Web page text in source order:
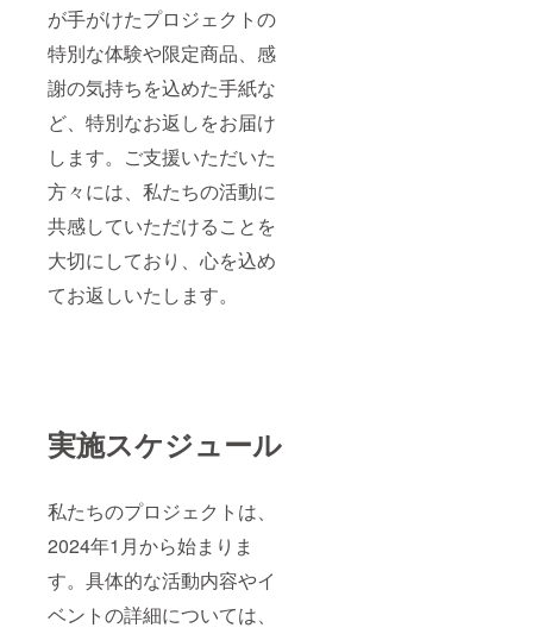
が手がけたプロジェクトの
特別な体験や限定商品、感
謝の気持ちを込めた手紙な
ど、特別なお返しをお届け
します。ご支援いただいた
方々には、私たちの活動に
共感していただけることを
大切にしており、心を込め
てお返しいたします。
実施スケジュール
私たちのプロジェクトは、
2024年1月から始まりま
す。具体的な活動内容やイ
ベントの詳細については、